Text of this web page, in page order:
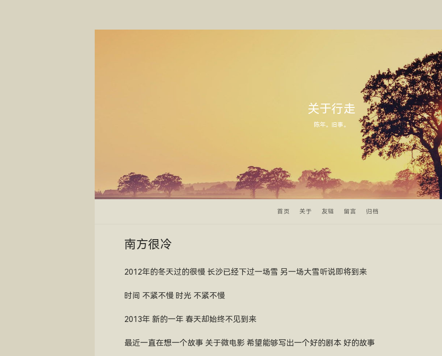
关于行走
陈年。旧事。
首页 关于 友链 留言 归档
南方很冷
2012年的冬天过的很慢 长沙已经下过一场雪 另一场大雪听说即将到来
时间 不紧不慢 时光 不紧不慢
2013年 新的一年 春天却始终不见到来
最近一直在想一个故事 关于微电影 希望能够写出一个好的剧本 好的故事